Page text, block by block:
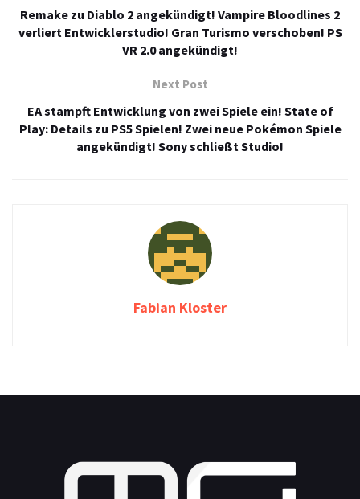
Remake zu Diablo 2 angekündigt! Vampire Bloodlines 2
verliert Entwicklerstudio! Gran Turismo verschoben! PS
VR 2.0 angekündigt!
Next Post
EA stampft Entwicklung von zwei Spiele ein! State of
Play: Details zu PS5 Spielen! Zwei neue Pokémon Spiele
angekündigt! Sony schließt Studio!
Fabian Kloster